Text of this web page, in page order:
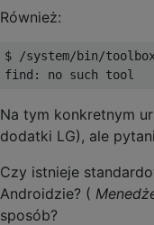
Również:
$ /system/bin/
Na tym konkretnym
dodatki LG), ale
Czy istnieje
Androidzie? (
sposób?